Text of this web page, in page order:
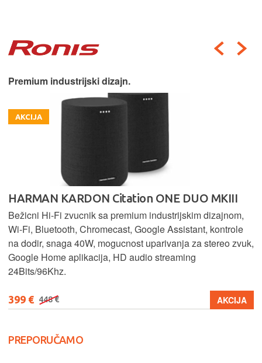
Premium industrijski dizajn.
AKCIJA
HARMAN KARDON Citation ONE DUO MKIII
Bežicni Hi-Fi zvucnik sa premium industrijskim dizajnom,
Wi-Fi, Bluetooth, Chromecast, Google Assistant, kontrole
na dodir, snaga 40W, mogucnost uparivanja za stereo zvuk,
Google Home aplikacija, HD audio streaming
24Bits/96Khz.
399 € 448 € AKCIJA
PREPORUČAMO